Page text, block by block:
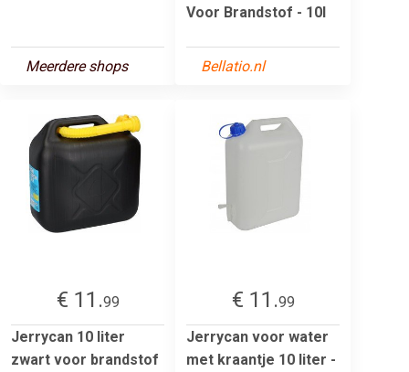
Meerdere shops
Voor Brandstof - 10l
Bellatio.nl
€ 11.99
Jerrycan 10 liter
zwart voor brandstof
€ 11.99
Jerrycan voor water
met kraantje 10 liter -